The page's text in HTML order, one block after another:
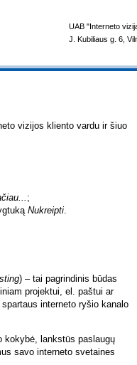
vizijos kliento vardu ir šiuo
;
Nukreipti.
) – tai pagrindinis būdas
projektui, el. paštui ar
interneto ryšio kanalo
kokybė, lankstūs paslaugų
savo interneto svetaines